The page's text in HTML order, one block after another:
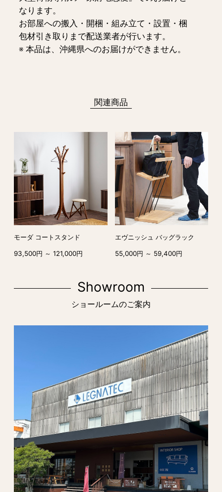
なります。
お部屋への搬入・開梱・組み立て・設置・梱
包材引き取りまで配送業者が行います。
※ 本品は、沖縄県へのお届けができません。
関連商品
モーダ コートスタンド
93,500円 ～ 121,000円
エヴニッシュ バッグラック
55,000円 ～ 59,400円
Showroom
ショールームのご案内